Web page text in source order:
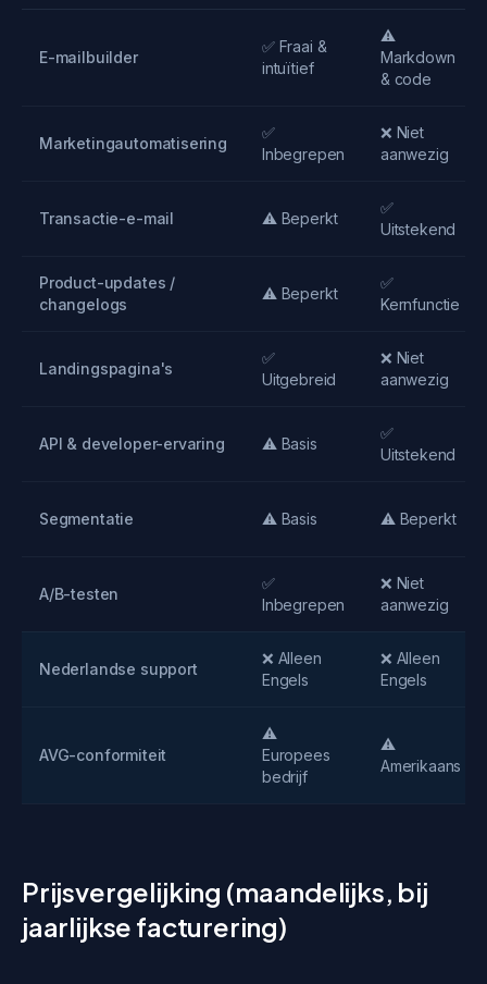
E-mailbuilder
✅ Fraai &
intuïtief
⚠️
Markdown
& code
Marketingautomatisering
✅
Inbegrepen
❌ Niet
aanwezig
Transactie-e-mail ⚠️ Beperkt
✅
Uitstekend
Product-updates /
changelogs
⚠️ Beperkt
✅
Kernfunctie
Landingspagina's
✅
Uitgebreid
❌ Niet
aanwezig
API & developer-ervaring ⚠️ Basis
✅
Uitstekend
Segmentatie ⚠️ Basis ⚠️ Beperkt
A/B-testen
✅
Inbegrepen
❌ Niet
aanwezig
Nederlandse support
❌ Alleen
Engels
❌ Alleen
Engels
AVG-conformiteit
⚠️
Europees
bedrijf
⚠️
Amerikaans
Prijsvergelijking (maandelijks, bij
jaarlijkse facturering)